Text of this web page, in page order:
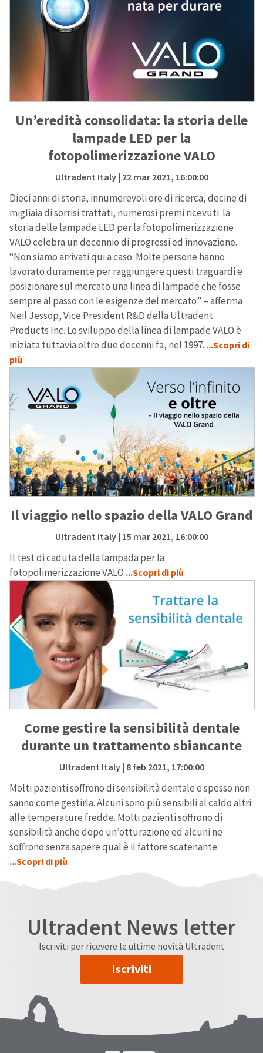
Un’eredità consolidata: la storia delle
lampade LED per la
fotopolimerizzazione VALO
Ultradent Italy| 22 mar 2021, 16:00:00
Dieci anni di storia, innumerevoli ore di ricerca, decine di
migliaia di sorrisi trattati, numerosi premi ricevuti: la
storia delle lampade LED per la fotopolimerizzazione
VALO celebra un decennio di progressi ed innovazione.
“Non siamo arrivati qui a caso. Molte persone hanno
lavorato duramente per raggiungere questi traguardi e
posizionare sul mercato una linea di lampade che fosse
sempre al passo con le esigenze del mercato” – afferma
Neil Jessop, Vice President R&D della Ultradent
Products Inc. Lo sviluppo della linea di lampade VALO è
iniziata tuttavia oltre due decenni fa, nel 1997. ...Scopri di
più
Il viaggio nello spazio della VALO Grand
Ultradent Italy| 15 mar 2021, 16:00:00
Il test di caduta della lampada per la
fotopolimerizzazione VALO ...Scopri di più
Come gestire la sensibilità dentale
durante un trattamento sbiancante
Ultradent Italy| 8 feb 2021, 17:00:00
Molti pazienti soffrono di sensibilità dentale e spesso non
sanno come gestirla. Alcuni sono più sensibili al caldo altri
alle temperature fredde. Molti pazienti soffrono di
sensibilità anche dopo un’otturazione ed alcuni ne
soffrono senza sapere qual è il fattore scatenante.
...Scopri di più
Ultradent News letter
Iscriviti per ricevere le ultime novità Ultradent
Iscriviti